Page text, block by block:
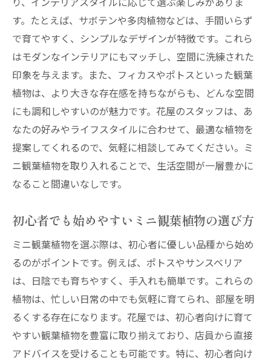
植物を通じた地域貢献の可能性
花屋を訪れることで得られる知識と情報
エコロジカルなライフスタイルを促進
花屋が提供する特別なイベントとワークシ
ョップ
花屋で手に入るミニ観葉植物でお部屋を彩る
小さなスペースを活かす配置のコツ
色彩豊かな植物で季節を感じる
ミニ観葉植物で作る癒しのコーナー
植物の組み合わせで変化を楽しむ
自分らしい空間作りに役立つアイデア
地元の花屋が推奨するミニ観葉植物のケア方法
日常的なメンテナンスのポイント
花屋が教える季節ごとのケア
成長を促進するための栄養管理
トラブルシューティングと対処法
病気予防のための環境調整
す。たとえば、サボテンや多肉植物などは、手間いらず
で育てやすく、シンプルなデザインが特徴です。これら
はモダンなインテリアにもマッチし、空間に洗練された
印象を与えます。また、フィカスやポトスといった観葉
植物は、より大きな存在感を持ちながらも、どんな空間
にも調和しやすいのが魅力です。花屋のスタッフは、あ
なたの好みやライフスタイルに合わせて、最適な植物を
提案してくれるので、気軽に相談してみてください。ミ
ニ観葉植物を取り入れることで、生活空間が一層豊かに
なること間違いなしです。
初心者でも始めやすいミニ観葉植物の選び方
ミニ観葉植物を選ぶ際は、初心者に優しい品種から始め
るのがポイントです。例えば、ポトスやサンスベリア
は、日陰でも育ちやすく、手入れも簡単です。これらの
植物は、忙しい日常の中でも気軽に育てられ、部屋を明
るくする存在になります。花屋では、初心者向けに育て
やすい観葉植物を豊富に取り揃えており、店員から直接
アドバイスを受けることも可能です。特に、初心者向け